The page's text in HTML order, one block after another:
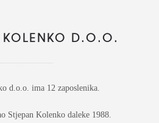
D.O.O.
d.o.o. ima 12 zaposlenika.
Stjepan Kolenko daleke 1988.